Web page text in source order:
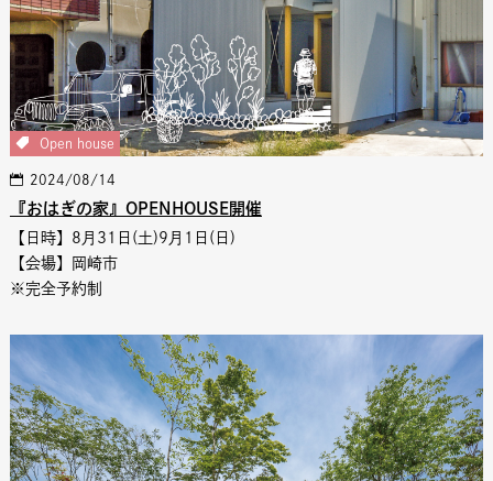
2024/08/14
Open house
『おはぎの家』OPENHOUSE開催
【日時】8月31日(土)9月1日(日)
【会場】岡崎市
※完全予約制